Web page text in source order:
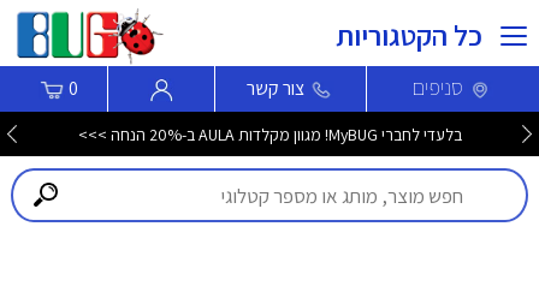
כל הקטגוריות
סניפים צור קשר 0
בלעדי לחברי MyBUG! מגוון מקלדות AULA ב-20% הנחה >>>